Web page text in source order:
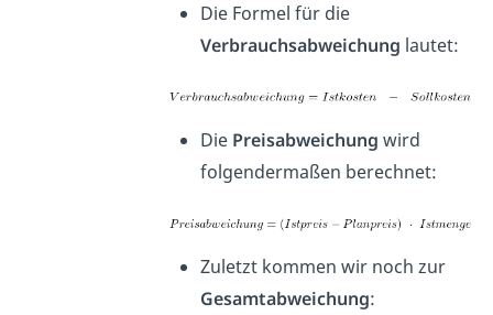
Die Formel für die
Verbrauchsabweichung lautet:
Die Preisabweichung wird
folgendermaßen berechnet:
Zuletzt kommen wir noch zur
Gesamtabweichung: